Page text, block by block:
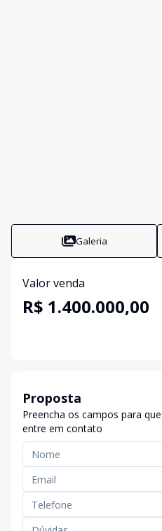
Galeria
Valor venda
R$ 1.400.000,00
Proposta
Preencha os campos para
entre em contato